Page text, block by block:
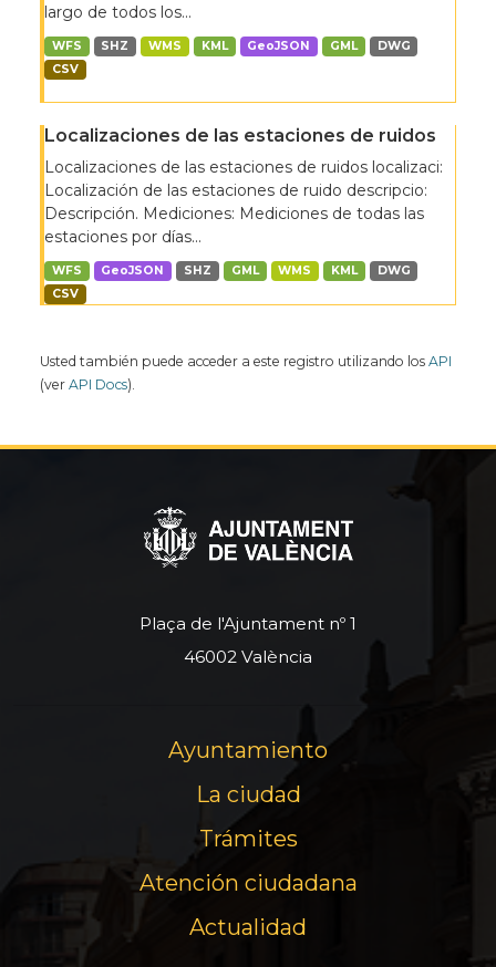
largo de todos los...
WFS SHZ WMS KML GeoJSON GML
DWG
CSV
Localizaciones de las estaciones de ruidos
Localizaciones de las estaciones de ruidos localizaci:
Localización de las estaciones de ruido descripcio:
Descripción. Mediciones: Mediciones de todas las
estaciones por días...
WFS GeoJSON SHZ GML WMS KML
DWG
CSV
Usted también puede acceder a este registro utilizando los API
(ver API Docs).
Plaça de l'Ajuntament nº 1
46002 València
Ayuntamiento
La ciudad
Trámites
Atención ciudadana
Actualidad